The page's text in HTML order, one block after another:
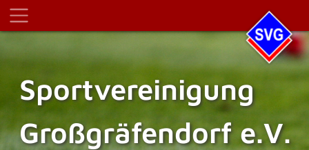
Sportvereinigung
Großgräfendorf e.V.